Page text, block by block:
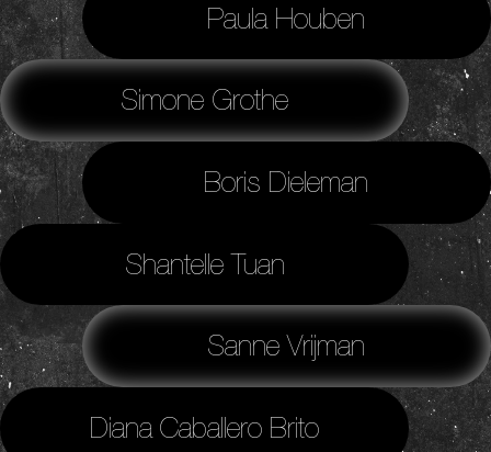
Paula Houben
Simone Grothe
Boris Dieleman
Shantelle Tuan
Sanne Vrijman
Diana Caballero Brito